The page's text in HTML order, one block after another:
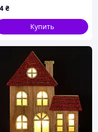
декор на елку
окна к Новому году
₴
Купить